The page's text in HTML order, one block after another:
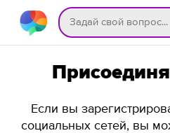
Если вы
социальных сетей, вы